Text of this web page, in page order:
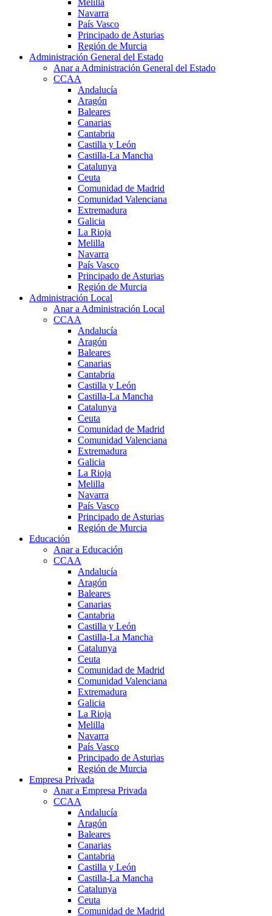
Navarra
País Vasco
Principado de Asturias
Región de Murcia
Administración General del Estado
Anar a Administración General del Estado
CCAA
Andalucía
Aragón
Baleares
Canarias
Cantabria
Castilla y León
Castilla-La Mancha
Catalunya
Ceuta
Comunidad de Madrid
Comunidad Valenciana
Extremadura
Galicia
La Rioja
Melilla
Navarra
País Vasco
Principado de Asturias
Región de Murcia
Administración Local
Anar a Administración Local
CCAA
Andalucía
Aragón
Baleares
Canarias
Cantabria
Castilla y León
Castilla-La Mancha
Catalunya
Ceuta
Comunidad de Madrid
Comunidad Valenciana
Extremadura
Galicia
La Rioja
Melilla
Navarra
País Vasco
Principado de Asturias
Región de Murcia
Educación
Anar a Educación
CCAA
Andalucía
Aragón
Baleares
Canarias
Cantabria
Castilla y León
Castilla-La Mancha
Catalunya
Ceuta
Comunidad de Madrid
Comunidad Valenciana
Extremadura
Galicia
La Rioja
Melilla
Navarra
País Vasco
Principado de Asturias
Región de Murcia
Empresa Privada
Anar a Empresa Privada
CCAA
Andalucía
Aragón
Baleares
Canarias
Cantabria
Castilla y León
Castilla-La Mancha
Catalunya
Ceuta
Comunidad de Madrid